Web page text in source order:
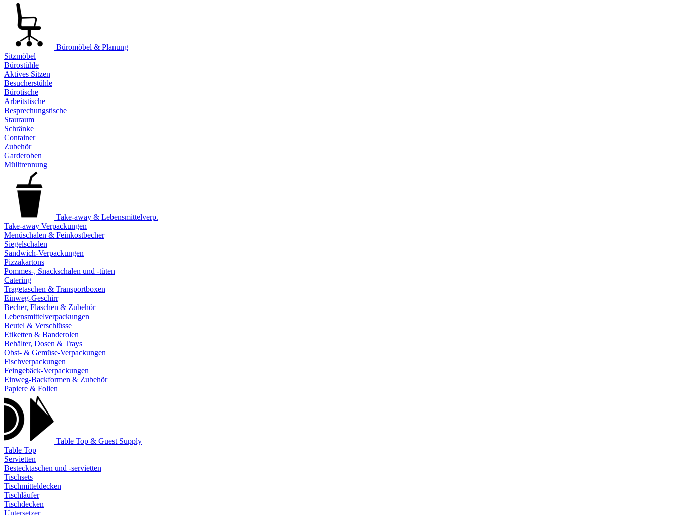
Büromöbel & Planung
Sitzmöbel
Bürostühle
Aktives Sitzen
Besucherstühle
Bürotische
Arbeitstische
Besprechungstische
Stauraum
Schränke
Container
Zubehör
Garderoben
Mülltrennung
Take-away & Lebensmittelverp.
Take-away Verpackungen
Menüschalen & Feinkostbecher
Siegelschalen
Sandwich-Verpackungen
Pizzakartons
Pommes-, Snackschalen und -tüten
Catering
Tragetaschen & Transportboxen
Einweg-Geschirr
Becher, Flaschen & Zubehör
Lebensmittelverpackungen
Beutel & Verschlüsse
Etiketten & Banderolen
Behälter, Dosen & Trays
Obst- & Gemüse-Verpackungen
Fischverpackungen
Feingebäck-Verpackungen
Einweg-Backformen & Zubehör
Papiere & Folien
Table Top & Guest Supply
Table Top
Servietten
Bestecktaschen und -servietten
Tischsets
Tischmitteldecken
Tischläufer
Tischdecken